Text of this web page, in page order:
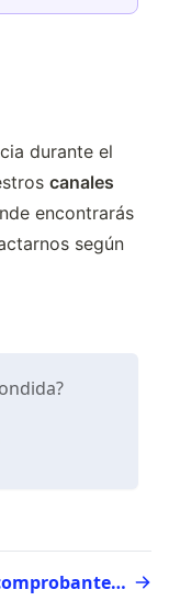
durante el
canales
encontrarás
según
Anular comprobante de pago electrónico